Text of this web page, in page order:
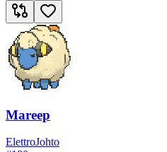
Mareep
ElettroJohto